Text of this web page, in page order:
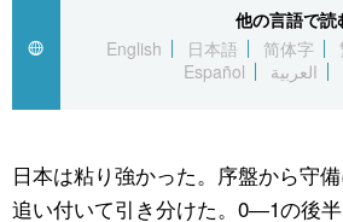
社会
旅と暮らし
文化
科学・技術
暮らし
他の言語で読
English
日本語 简体字
Español
العربية
日本は粘り強かった。序盤から守
追い付いて引き分けた。0―1の後